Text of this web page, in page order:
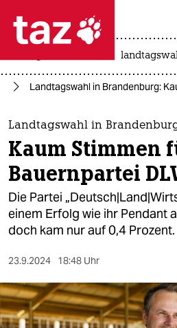
 taz zahl ich
taz zahl ich
themen
politik
öko
gesellschaft
sport
berlin
Landtagswahl in Brandenburg:
Landtagswahl in
Kaum Stimmen
Bauernpartei
Die Partei
einem Erfolg wie ihr Pendant
doch kam nur auf 0,4 Prozent.
23.9.2024 18:48 Uhr